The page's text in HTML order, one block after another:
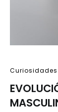
Curiosidades